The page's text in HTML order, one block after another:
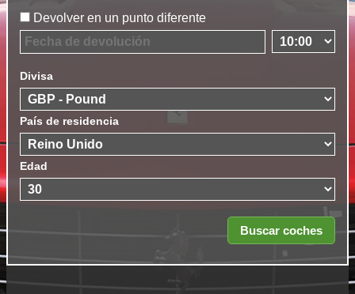
Devolver en un punto diferente
Divisa
País de residencia
Edad